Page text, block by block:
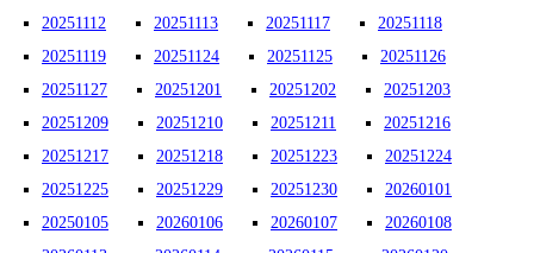
20251112
20251113 20251117
20251118
20251119
20251124 20251125
20251126
20251127
20251201 20251202
20251203
20251209
20251210 20251211
20251216
20251217
20251218 20251223
20251224
20251225
20251229 20251230
20260101
20250105
20260106 20260107
20260108